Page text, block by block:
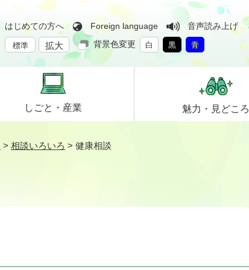
はじめての方へ Foreign language
音声読み上げ
標準 拡大 背景色変更 白 黒 青
しごと・ 産業 魅力・ 見どころ
> 相談いろいろ > 健康相談